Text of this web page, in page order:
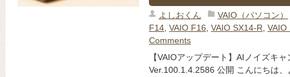
よしおくん VAIO（パソコン）
F14, VAIO F16, VAIO SX14-R, VAIO
Comments
【VAIOアップデート】AIノイズキ
Ver.100.1.4.2586 公開 こんにちは